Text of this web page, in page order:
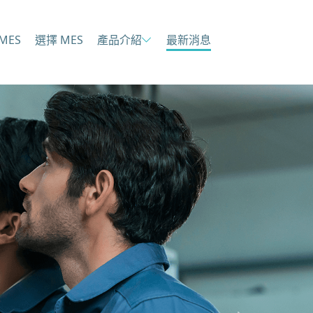
選擇 MES 產品介紹 最新消息